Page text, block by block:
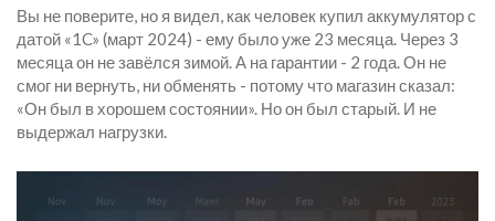
Вы не поверите, но я видел, как человек купил аккумулятор с
датой «1C» (март 2024) - ему было уже 23 месяца. Через 3
месяца он не завёлся зимой. А на гарантии - 2 года. Он не
смог ни вернуть, ни обменять - потому что магазин сказал:
«Он был в хорошем состоянии». Но он был старый. И не
выдержал нагрузки.